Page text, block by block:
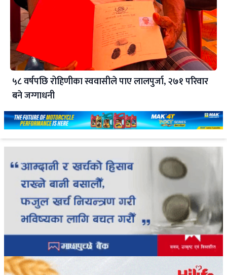
५८ वर्षपछि रोहिणीका स्ववासीले पाए लालपुर्जा, २७१ परिवार
बने जग्गाधनी